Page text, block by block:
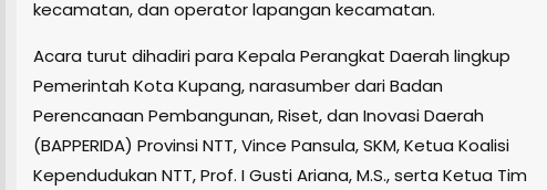
kecamatan, dan operator lapangan kecamatan.
Acara turut dihadiri para Kepala Perangkat Daerah lingkup
Pemerintah Kota Kupang, narasumber dari Badan
Perencanaan Pembangunan, Riset, dan Inovasi Daerah
(BAPPERIDA) Provinsi NTT, Vince Pansula, SKM, Ketua Koalisi
Kependudukan NTT, Prof. I Gusti Ariana, M.S., serta Ketua Tim